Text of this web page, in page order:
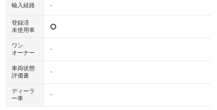
輸入経路 -
登録済
未使用車
ワン
オーナー
-
車両状態
評価書
-
ディーラ
ー車
-